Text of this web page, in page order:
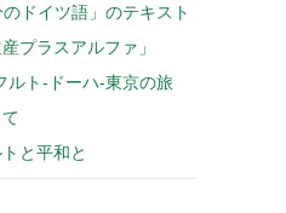
ドイツ語」のテキスト
プラスアルファ」
ルト-ドーハ-東京の旅
と平和と